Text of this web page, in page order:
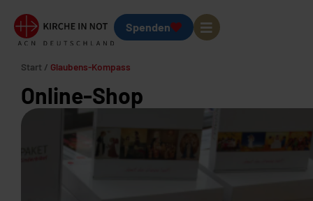
Spenden
Start / Glaubens-Kompass
Online-Shop